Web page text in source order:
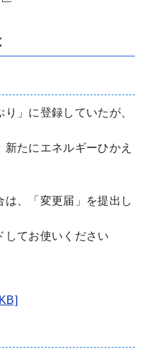
」に登録していたが、
たにエネルギーひかえ
は、「変更届」を提出し
してお使いください